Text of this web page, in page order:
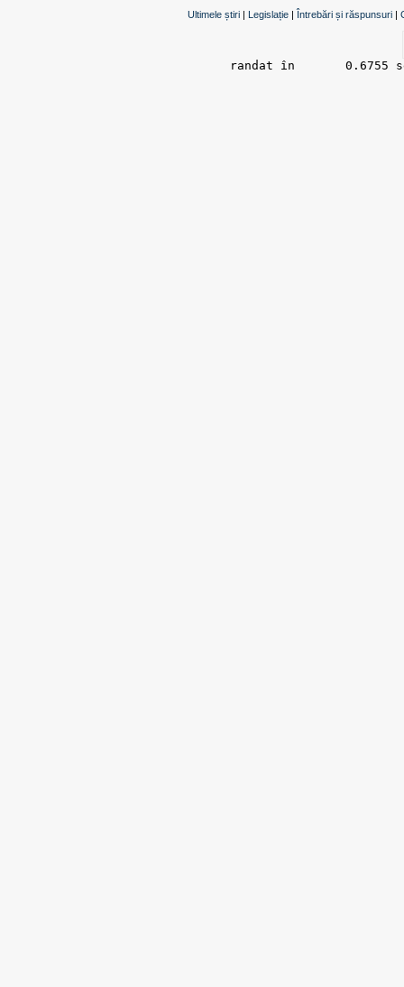
Ultimele știri | Legislație | Întrebări și răspunsuri |
randat în